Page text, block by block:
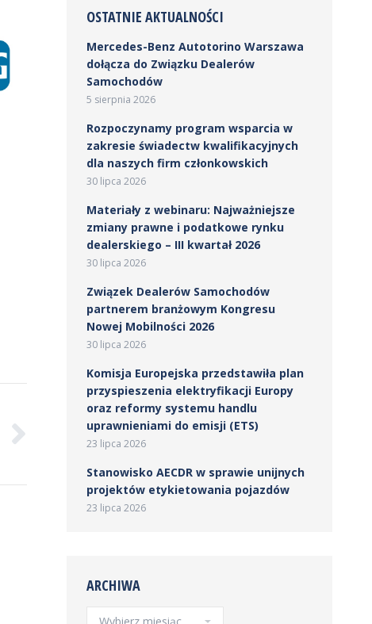
OSTATNIE AKTUALNOŚCI
Mercedes-Benz Autotorino Warszawa
dołącza do Związku Dealerów
Samochodów
5 sierpnia 2026
Rozpoczynamy program wsparcia w
zakresie świadectw kwalifikacyjnych
dla naszych firm członkowskich
30 lipca 2026
Materiały z webinaru: Najważniejsze
zmiany prawne i podatkowe rynku
dealerskiego – III kwartał 2026
30 lipca 2026
Związek Dealerów Samochodów
partnerem branżowym Kongresu
Nowej Mobilności 2026
30 lipca 2026
Komisja Europejska przedstawiła plan
przyspieszenia elektryfikacji Europy
oraz reformy systemu handlu
uprawnieniami do emisji (ETS)
23 lipca 2026
Stanowisko AECDR w sprawie unijnych
projektów etykietowania pojazdów
23 lipca 2026
ARCHIWA
Archiwa